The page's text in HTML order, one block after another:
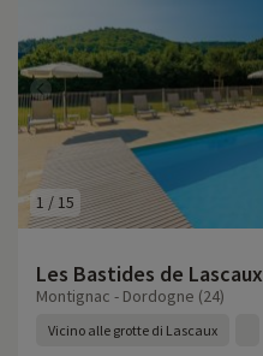
1 / 15
Les Bastides de Lascaux
Montignac - Dordogne (24)
Vicino alle grotte di Lascaux